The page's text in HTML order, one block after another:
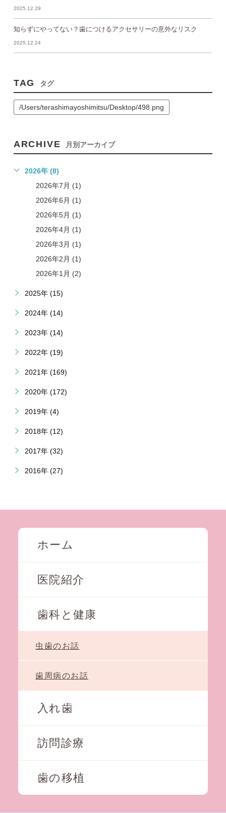
2025.12.29
知らずにやってない？歯につけるアクセサリーの意外なリスク
2025.12.24
TAG タグ
/Users/terashimayoshimitsu/Desktop/498.png
ARCHIVE 月別アーカイブ
2026年 (8)
2026年7月 (1)
2026年6月 (1)
2026年5月 (1)
2026年4月 (1)
2026年3月 (1)
2026年2月 (1)
2026年1月 (2)
2025年 (15)
2024年 (14)
2023年 (14)
2022年 (19)
2021年 (169)
2020年 (172)
2019年 (4)
2018年 (12)
2017年 (32)
2016年 (27)
ホーム
医院紹介
歯科と健康
虫歯のお話
歯周病のお話
入れ歯
訪問診療
歯の移植